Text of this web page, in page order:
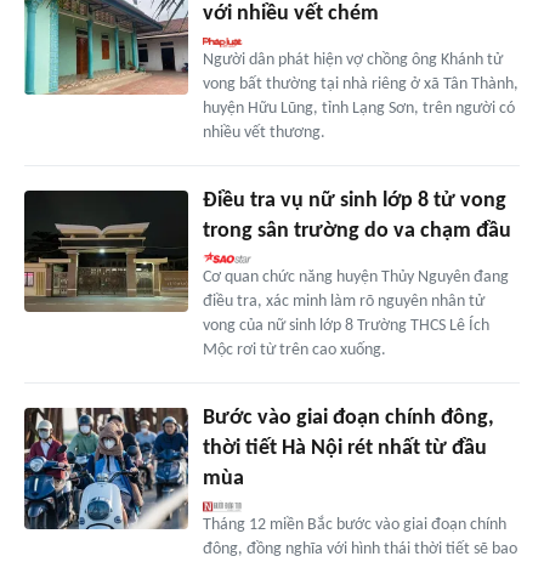
với nhiều vết chém
Người dân phát hiện vợ chồng ông Khánh tử
vong bất thường tại nhà riêng ở xã Tân Thành,
huyện Hữu Lũng, tỉnh Lạng Sơn, trên người có
nhiều vết thương.
Điều tra vụ nữ sinh lớp 8 tử vong
trong sân trường do va chạm đầu
Cơ quan chức năng huyện Thủy Nguyên đang
điều tra, xác minh làm rõ nguyên nhân tử
vong của nữ sinh lớp 8 Trường THCS Lê Ích
Mộc rơi từ trên cao xuống.
Bước vào giai đoạn chính đông,
thời tiết Hà Nội rét nhất từ đầu
mùa
Tháng 12 miền Bắc bước vào giai đoạn chính
đông, đồng nghĩa với hình thái thời tiết sẽ bao